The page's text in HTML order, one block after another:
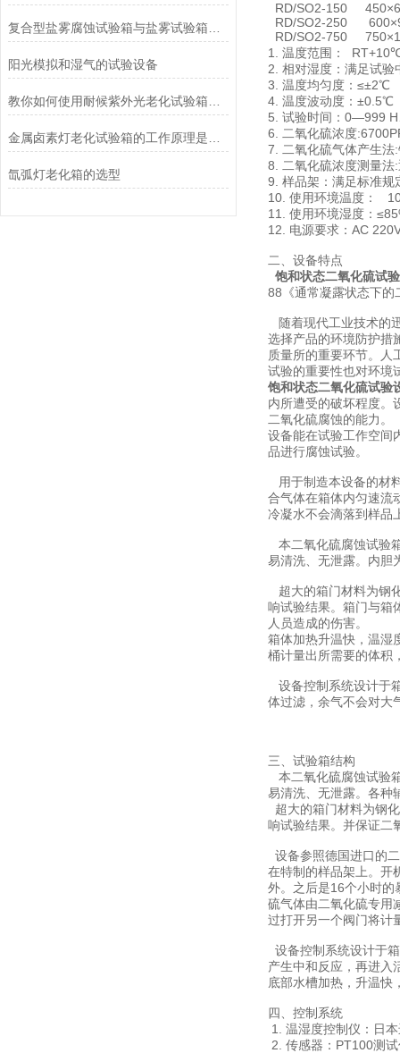
阳光模拟和湿气的试验设备
氙弧灯老化箱的选型
RD/SO2-150
RD/SO2-250
RD/SO2-750
1. 温度范围：
2. 相对湿度：满足试验
3. 温度均匀度：≤±2℃
4. 温度波动度：±0.5℃
5. 试验时间：0—999 H
6. 二氧化硫浓度
7. 二氧化硫气体产生法
8. 二氧化硫浓度测量法
9. 样品架：满足标准规
10. 使用环境温度：
11. 使用环境湿度：
12. 电源要求：AC
二、设备特点
饱和状态二氧化硫试
88《通常凝露状态下的
随着现代工业技术的
选择产品的环境防护措
质量所的重要环节。人
试验的重要性也对环境
饱和状态二氧化硫试验
内所遭受的破坏程度。
二氧化硫腐蚀的能力。
设备能在试验工作空间
品进行腐蚀试验。
用于制造本设备的材
合气体在箱体内匀速流
冷凝水不会滴落到样品
本二氧化硫腐蚀试验
易清洗、无泄露。内胆
超大的箱门材料为钢
响试验结果。箱门与箱
人员造成的伤害。
箱体加热升温快，温湿
桶计量出所需要的体积
设备控制系统设计于
体过滤，余气不会对大
三、试验箱结构
本二氧化硫腐蚀试验
易清洗、无泄露。各种
超大的箱门材料为钢
响试验结果。并保证二
设备参照德国进口的
在特制的样品架上。开
外。之后是16个小时的
硫气体由二氧化硫专用
过打开另一个阀门将计
设备控制系统设计于
产生中和反应，再进入
底部水槽加热，升温快
四、控制系统
1. 温湿度控制仪：日
2. 传感器：PT100测